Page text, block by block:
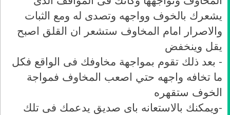
يشعرك بالخوف وواجهه وتصدى له ومع الثبات
والاصرار امام المخاوف ستشعر ان القلق اصبح
يقل وينخفض
- بعد ذلك تقوم بمواجهة مخاوفك فى الواقع فكل
ما تخافه واجهه حتي اصعب المخاوف فمواجة
الخوف ستقهره
-ويمكنك بالاستعانه باى صديق يدعمك فى تلك